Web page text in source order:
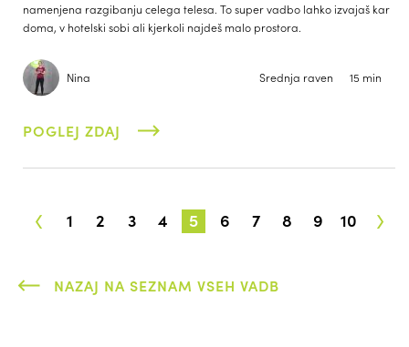
namenjena razgibanju celega telesa. To super vadbo lahko izvajaš kar
doma, v hotelski sobi ali kjerkoli najdeš malo prostora.
Nina Srednja raven 15 min
POGLEJ ZDAJ
‹ 1 2 3 4 5 6 7 8 9 10 ›
NAZAJ NA SEZNAM VSEH VADB